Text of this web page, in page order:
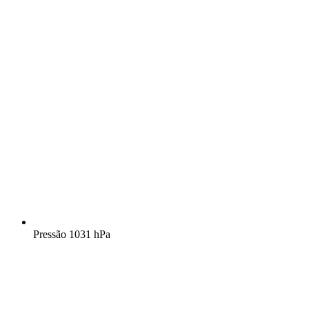
Pressão 1031 hPa